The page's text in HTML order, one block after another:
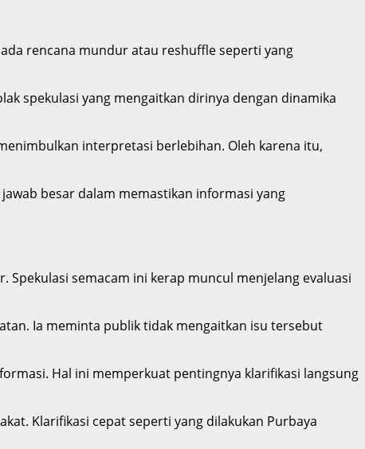
rencana mundur atau reshuffle seperti yang
spekulasi yang mengaitkan dirinya dengan dinamika
interpretasi berlebihan. Oleh karena itu,
besar dalam memastikan informasi yang
semacam ini kerap muncul menjelang evaluasi
Ia meminta publik tidak mengaitkan isu tersebut
Hal ini memperkuat pentingnya klarifikasi langsung
Klarifikasi cepat seperti yang dilakukan Purbaya